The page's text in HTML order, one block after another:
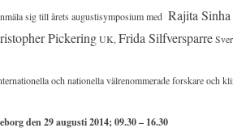
sig till årets augustisymposium med Rajita Sinha
PickeringUK,Frida Silfversparre
och nationella välrenommerade forskare och
den 29 augusti 2014; 09.30 – 16.30